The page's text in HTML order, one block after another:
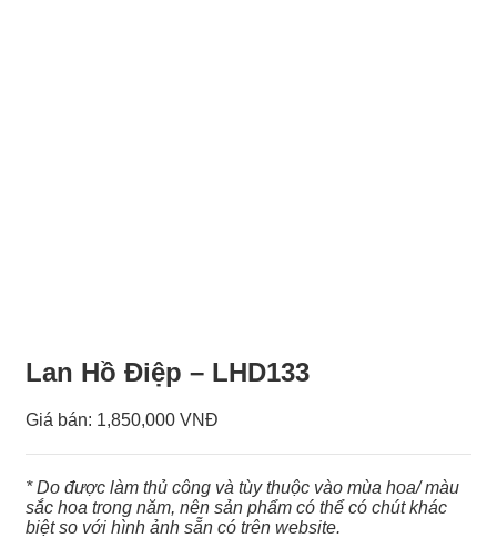
Lan Hồ Điệp – LHD133
Giá bán: 1,850,000 VNĐ
* Do được làm thủ công và tùy thuộc vào mùa hoa/ màu
sắc hoa trong năm, nên sản phẩm có thể có chút khác
biệt so với hình ảnh sẵn có trên website.